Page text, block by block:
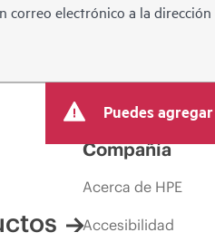
correo electrónico a la dirección
Puedes
Compañía
Acerca de HPE
Accesibilidad